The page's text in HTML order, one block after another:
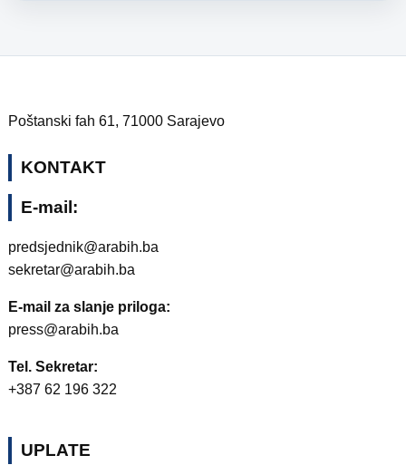
Poštanski fah 61, 71000 Sarajevo
KONTAKT
E-mail:
predsjednik@arabih.ba
sekretar@arabih.ba
E-mail za slanje priloga:
press@arabih.ba
Tel. Sekretar:
+387 62 196 322
UPLATE